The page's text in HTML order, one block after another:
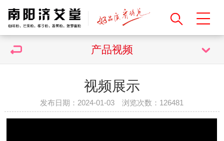
产品视频
视频展示
发布日期：2024-01-03 浏览次数： 126481